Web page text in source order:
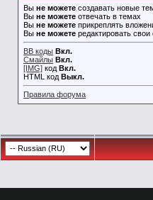
Вы не можете создавать новые
Вы не можете отвечать в темах
Вы не можете прикреплять
Вы не можете редактировать
BB коды Вкл.
Смайлы Вкл.
[IMG] код Вкл.
HTML код Выкл.
Правила форума